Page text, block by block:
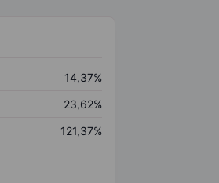
14,37%
23,62%
121,37%